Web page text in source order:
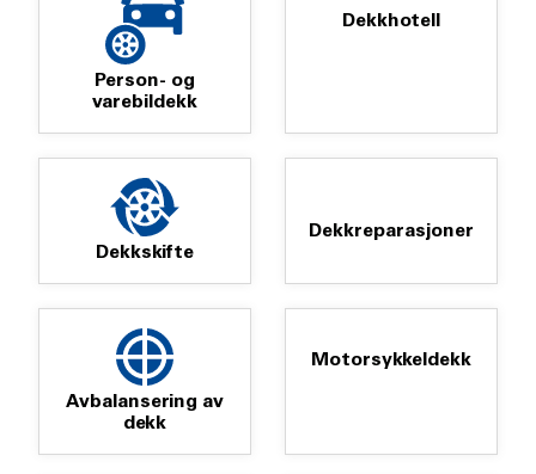
Person- og
varebildekk
Dekkhotell
Dekkskifte
Dekkreparasjoner
Avbalansering av
dekk
Motorsykkeldekk